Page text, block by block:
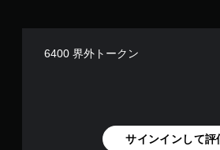
6400 界外トークン
サインインして評